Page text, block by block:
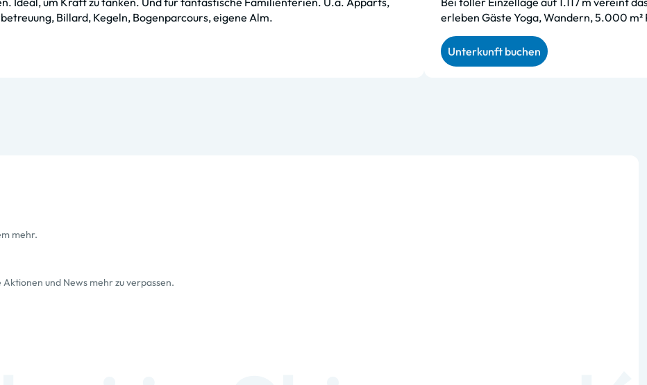
Billard, Kegeln, Bogenparcours, eigene Alm.
erleben Gäste Yoga, Wandern, 5.000
Unterkunft buchen
mehr.
und News mehr zu verpassen.